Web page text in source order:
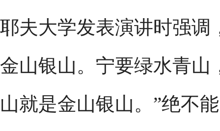
耶夫大学发表演讲时强调
金山银山。宁要绿水青山
山就是金山银山。”绝不